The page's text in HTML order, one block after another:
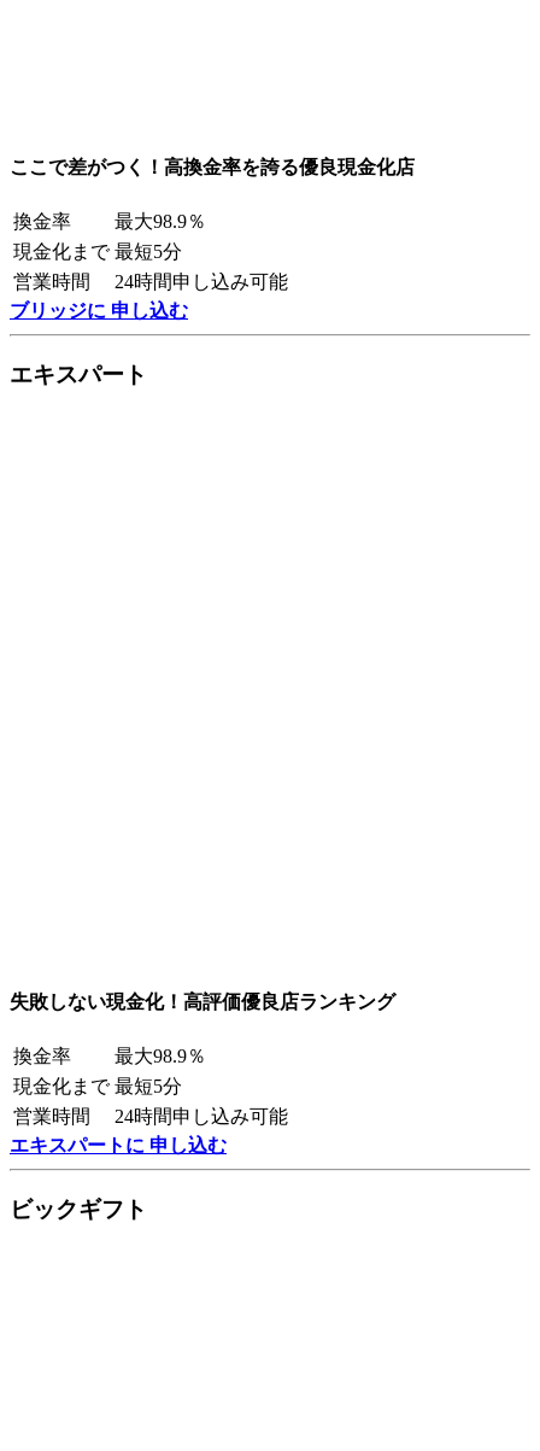
ここで差がつく！高換金率を誇る優良現金化店
換金率
最大98.9％
現金化まで 最短5分
営業時間
24時間申し込み可能
ブリッジに 申し込む
エキスパート
失敗しない現金化！高評価優良店ランキング
換金率
最大98.9％
現金化まで 最短5分
営業時間
24時間申し込み可能
エキスパートに 申し込む
ビックギフト